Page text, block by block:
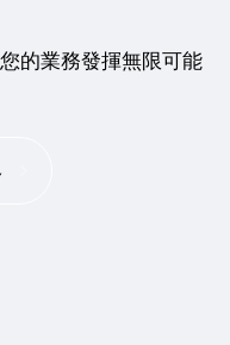
的業務發揮無限可能